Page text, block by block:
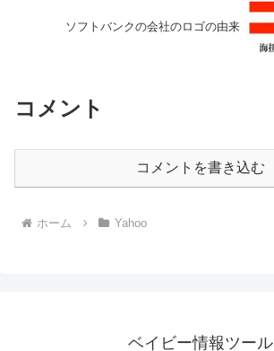
ソフトバンクの会社のロゴの由来
コメント
コメントを書き込む
ホーム Yahoo
ベイビー情報ツール